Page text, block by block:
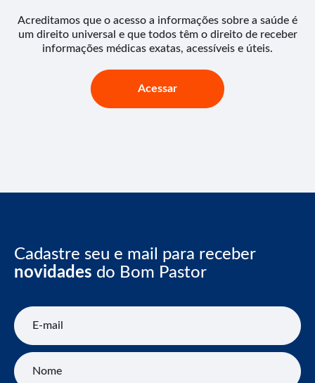
Acreditamos que o acesso a informações sobre a saúde é
um direito universal e que todos têm o direito de receber
informações médicas exatas, acessíveis e úteis.
Acessar
Cadastre seu e mail para receber
novidades do Bom Pastor
E-mail
Nome